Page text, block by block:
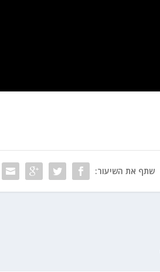
שתף את השיעור: